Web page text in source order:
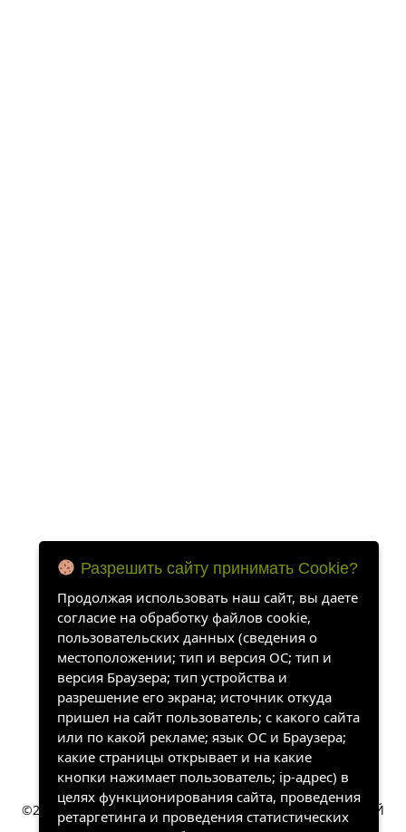
Разрешить сайту принимать Cookie?
Продолжая использовать наш сайт, вы даете
согласие на обработку файлов cookie,
пользовательских данных (сведения о
местоположении; тип и версия ОС; тип и
версия Браузера; тип устройства и
разрешение его экрана; источник откуда
пришел на сайт пользователь; с какого сайта
или по какой рекламе; язык ОС и Браузера;
какие страницы открывает и на какие
кнопки нажимает пользователь; ip-адрес) в
целях функционирования сайта, проведения
ретаргетинга и проведения статистических